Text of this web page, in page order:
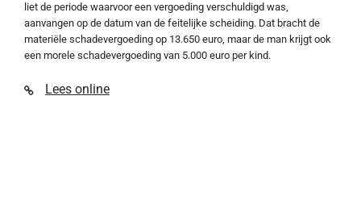
liet de periode waarvoor een vergoeding verschuldigd was,
aanvangen op de datum van de feitelijke scheiding. Dat bracht de
materiële schadevergoeding op 13.650 euro, maar de man krijgt ook
een morele schadevergoeding van 5.000 euro per kind.
Lees online